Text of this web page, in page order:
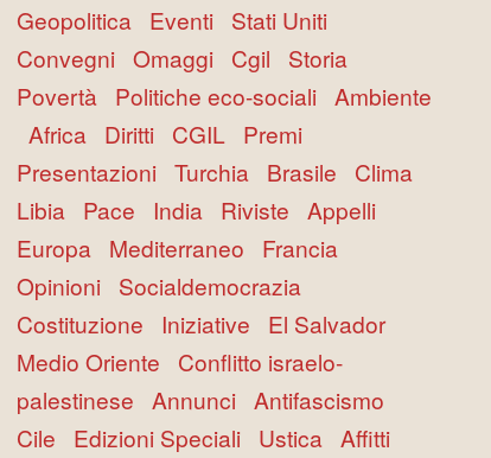
Geopolitica Eventi Stati Uniti
ConvegniOmaggi Cgil Storia
Povertà Politiche eco-socialiAmbiente
Africa Diritti CGIL Premi
PresentazioniTurchia Brasile Clima
Libia Pace India RivisteAppelli
Europa Mediterraneo Francia
Opinioni Socialdemocrazia
Costituzione Iniziative El Salvador
Medio Oriente Conflitto israelo-
palestineseAnnunciAntifascismo
Cile Edizioni Speciali UsticaAffitti